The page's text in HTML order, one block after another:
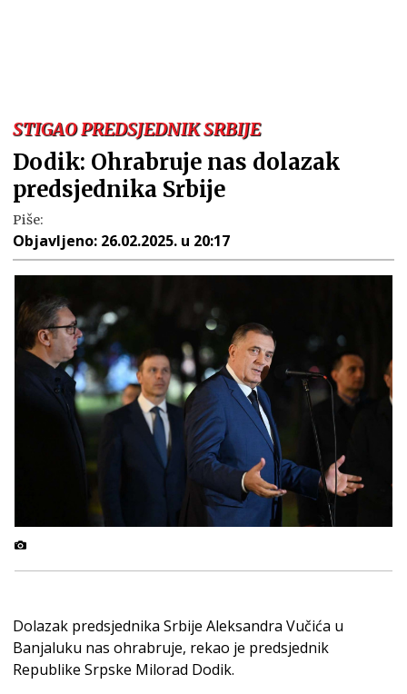
STIGAO PREDSJEDNIK SRBIJE
Dodik: Ohrabruje nas dolazak
predsjednika Srbije
Piše:
Objavljeno: 26.02.2025. u 20:17
Dolazak predsjednika Srbije Aleksandra Vučića u
Banjaluku nas ohrabruje, rekao je predsjednik
Republike Srpske Milorad Dodik.